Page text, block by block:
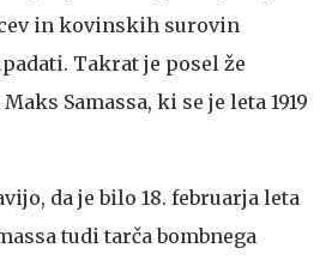
in kovinskih surovin
Takrat je posel že
Samassa, ki se je leta 1919
da je bilo 18. februarja leta
tudi tarča bombnega